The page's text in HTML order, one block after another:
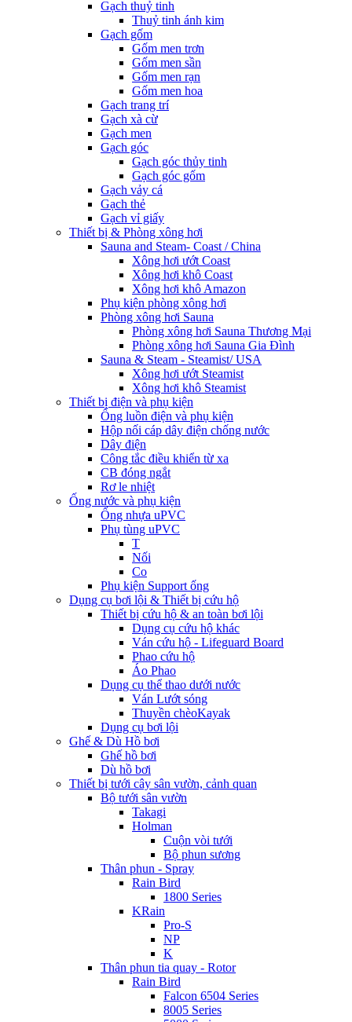
Gạch thuỷ tinh
Thuỷ tinh ánh kim
Gạch gốm
Gốm men trơn
Gốm men sần
Gốm men rạn
Gốm men hoa
Gạch trang trí
Gạch xà cừ
Gạch men
Gạch góc
Gạch góc thủy tinh
Gạch góc gốm
Gạch vảy cá
Gạch thẻ
Gạch vỉ giấy
Thiết bị & Phòng xông hơi
Sauna and Steam- Coast / China
Xông hơi ướt Coast
Xông hơi khô Coast
Xông hơi khô Amazon
Phụ kiện phòng xông hơi
Phòng xông hơi Sauna
Phòng xông hơi Sauna Thương Mại
Phòng xông hơi Sauna Gia Đình
Sauna & Steam - Steamist/ USA
Xông hơi ướt Steamist
Xông hơi khô Steamist
Thiết bị điện và phụ kiện
Ống luồn điện và phụ kiện
Hộp nối cáp dây điện chống nước
Dây điện
Công tắc điều khiển từ xa
CB đóng ngắt
Rơ le nhiệt
Ống nước và phụ kiện
Ống nhựa uPVC
Phụ tùng uPVC
T
Nối
Co
Phụ kiện Support ống
Dụng cụ bơi lội & Thiết bị cứu hộ
Thiết bị cứu hộ & an toàn bơi lội
Dụng cụ cứu hộ khác
Ván cứu hộ - Lifeguard Board
Phao cứu hộ
Áo Phao
Dụng cụ thể thao dưới nước
Ván Lướt sóng
Thuyền chèoKayak
Dụng cụ bơi lội
Ghế & Dù Hồ bơi
Ghế hồ bơi
Dù hồ bơi
Thiết bị tưới cây sân vườn, cảnh quan
Bộ tưới sân vườn
Takagi
Holman
Cuộn vòi tưới
Bộ phun sương
Thân phun - Spray
Rain Bird
1800 Series
KRain
Pro-S
NP
K
Thân phun tia quay - Rotor
Rain Bird
Falcon 6504 Series
8005 Series